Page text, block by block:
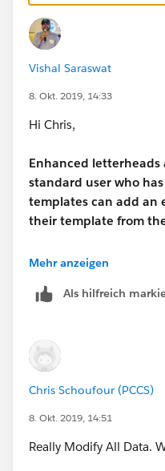
Vishal Saraswat
8. Okt. 2019, 14:33
Hi Chris,
Enhanced
standard user who
templates can add an
their template from
for more details please
https://
Hope it helps.
thread.
Mehr anzeigen
Als hilfreich
Chris Schoufour (PCCS)
8. Okt. 2019, 14:51
Really Modify All Data.